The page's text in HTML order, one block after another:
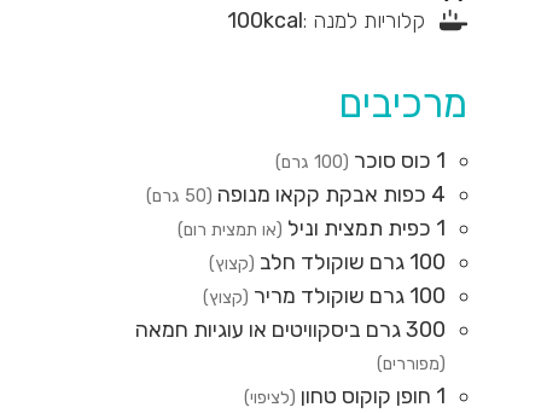
קלוריות למנה :
100kcal
מרכיבים
1 כוס סוכר (100 גרם)
4 כפות אבקת קקאו מנופה (50 גרם)
1 כפית תמצית וניל (או תמצית רום)
100 גרם שוקולד חלב (קצוץ)
100 גרם שוקולד מריר (קצוץ)
300גרם ביסקוויטים או עוגיות חמאה
(מפוררים)
1 חופן קוקוס טחון (לציפוי)